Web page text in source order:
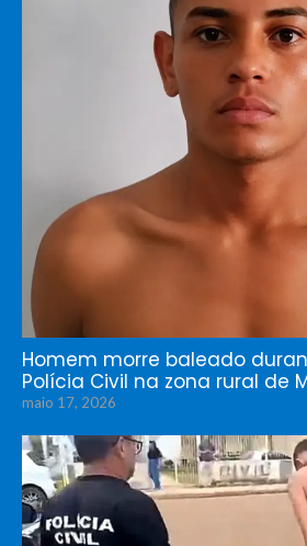
Homem morre baleado
Polícia Civil na zona rural de
maio 17, 2026